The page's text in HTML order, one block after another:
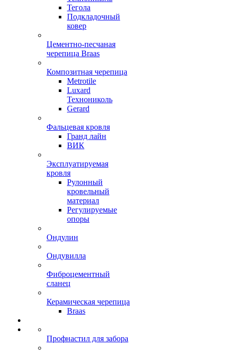
Тегола
Подкладочный
ковер
Цементно-песчаная
черепица Braas
Композитная черепица
Metrotile
Luxard
Технониколь
Gerard
Фальцевая кровля
Гранд лайн
ВИК
Эксплуатируемая
кровля
Рулонный
кровельный
материал
Регулируемые
опоры
Ондулин
Ондувилла
Фиброцементный
сланец
Керамическая черепица
Braas
Профнастил для забора